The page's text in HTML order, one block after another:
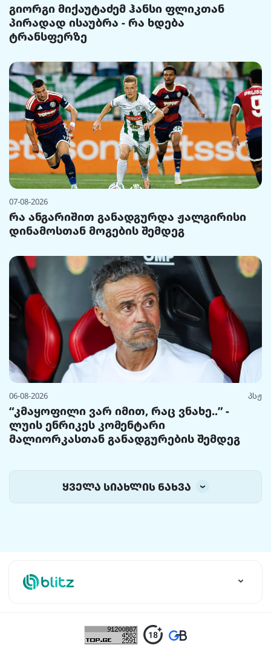
გიორგი მიქაუტაძემ ჰანსი ფლიკთან
პირადად ისაუბრა - რა ხდება
ტრანსფერზე
07-08-2026
რა ანგარიშით განადგურდა ჟალგირისი
დინამოსთან მოგების შემდეგ
06-08-2026 პსჟ
“კმაყოფილი ვარ იმით, რაც ვნახე..” -
ლუის ენრიკეს კომენტარი
მალიორკასთან განადგურების შემდეგ
ყველა სიახლის ნახვა